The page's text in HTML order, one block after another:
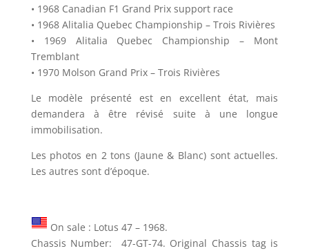
• 1968 Canadian F1 Grand Prix support race
• 1968 Alitalia Quebec Championship – Trois Rivières
• 1969 Alitalia Quebec Championship – Mont
Tremblant
• 1970 Molson Grand Prix – Trois Rivières
Le modèle présenté est en excellent état, mais
demandera à être révisé suite à une longue
immobilisation.
Les photos en 2 tons (Jaune & Blanc) sont actuelles.
Les autres sont d’époque.
On sale : Lotus 47 – 1968.
Chassis Number: 47-GT-74. Original Chassis tag is